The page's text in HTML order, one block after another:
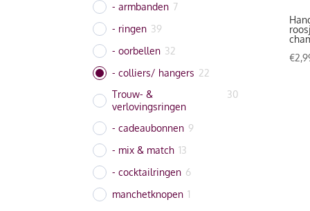
- armbanden 7
- ringen 39
- oorbellen 32
- colliers/ hangers 22
Trouw- &
verlovingsringen
30
- cadeaubonnen 9
- mix & match 13
- cocktailringen 6
manchetknopen 1
€